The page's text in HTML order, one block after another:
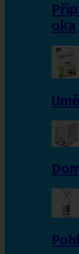
oka